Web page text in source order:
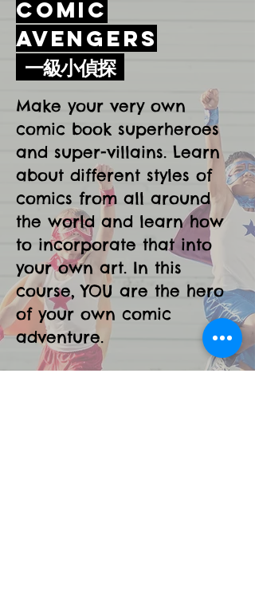
Comic
Avengers
一級小偵探
Make your very own
comic book superheroes
and super-villains. Learn
about different styles of
comics from all around
the world and learn how
to incorporate that into
your own art. In this
course, YOU are the hero
of your own comic
adventure.